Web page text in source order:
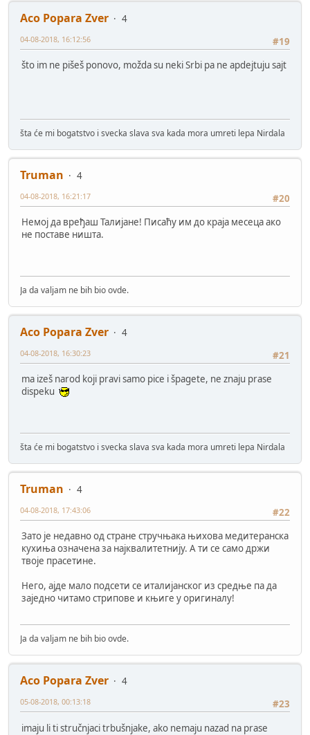
Aco Popara Zver
4
#19
04-08-2018, 16:12:56
što im ne pišeš ponovo, možda su neki Srbi pa ne apdejtuju sajt
šta će mi bogatstvo i svecka slava sva kada mora umreti lepa Nirdala
Truman
4
#20
04-08-2018, 16:21:17
Немој да вређаш Талијане! Писаћу им до краја месеца ако
не поставе ништа.
Ja da valjam ne bih bio ovde.
Aco Popara Zver
4
#21
04-08-2018, 16:30:23
ma izeš narod koji pravi samo pice i špagete, ne znaju prase
dispeku
šta će mi bogatstvo i svecka slava sva kada mora umreti lepa Nirdala
Truman
4
#22
04-08-2018, 17:43:06
Зато је недавно од стране стручњака њихова медитеранска
кухиња означена за најквалитетнију. А ти се само држи
твоје прасетине.
Него, ајде мало подсети се италијанског из средње па да
заједно читамо стрипове и књиге у оригиналу!
Ja da valjam ne bih bio ovde.
Aco Popara Zver
4
#23
05-08-2018, 00:13:18
imaju li ti stručnjaci trbušnjake, ako nemaju nazad na prase